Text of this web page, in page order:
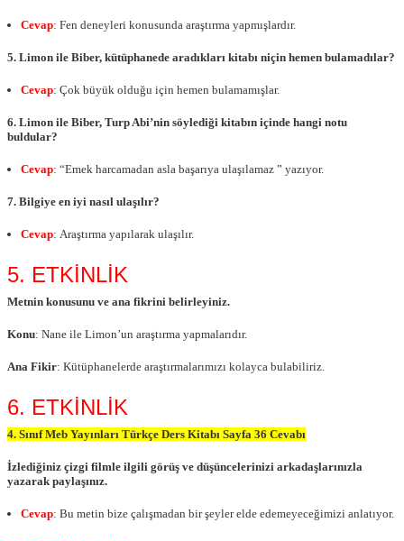
Cevap: Fen deneyleri konusunda araştırma yapmışlardır.
5. Limon ile Biber, kütüphanede aradıkları kitabı niçin hemen bulamadılar?
Cevap: Çok büyük olduğu için hemen bulamamışlar.
6. Limon ile Biber, Turp Abi’nin söylediği kitabın içinde hangi notu
buldular?
Cevap: “Emek harcamadan asla başarıya ulaşılamaz ” yazıyor.
7. Bilgiye en iyi nasıl ulaşılır?
Cevap: Araştırma yapılarak ulaşılır.
5. ETKİNLİK
Metnin konusunu ve ana fikrini belirleyiniz.
Konu: Nane ile Limon’un araştırma yapmalarıdır.
Ana Fikir: Kütüphanelerde araştırmalarımızı kolayca bulabiliriz.
6. ETKİNLİK
4. Sınıf Meb Yayınları Türkçe Ders Kitabı Sayfa 36 Cevabı
İzlediğiniz çizgi filmle ilgili görüş ve düşüncelerinizi arkadaşlarınızla
yazarak paylaşınız.
Cevap: Bu metin bize çalışmadan bir şeyler elde edemeyeceğimizi anlatıyor.